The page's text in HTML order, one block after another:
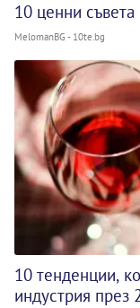
10 ценни
MelomanBG - 10te.bg
10 тенденции,
индустрия през